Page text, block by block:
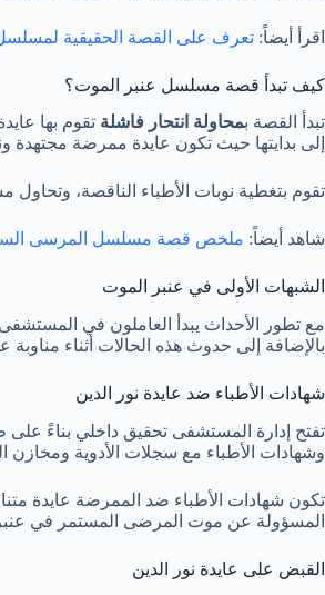
اقرأ أيضاً: تعرف على القصة الحقيقية لمسلسل
كيف تبدأ قصة مسلسل عنبر الموت؟
تبدأ القصة بمحاولة انتحار فاشلة تقوم بها
إلى بدايتها حيث تكون عايدة ممرضة
تقوم بتغطية نوبات الأطباء الناقصة،
شاهد أيضاً: ملخص قصة مسلسل المرسى
الشبهات الأولى في عنبر الموت
مع تطور الأحداث يبدأ العاملون في
بالإضافة إلى حدوث هذه الحالات أثناء
شهادات الأطباء ضد عايدة نور الدين
تفتح إدارة المستشفى تحقيق داخلي بناءً
وشهادات الأطباء مع سجلات الأدوية
تكون شهادات الأطباء ضد الممرضة عايدة
المسؤولة عن موت المرضى المستمر في
القبض على عايدة نور الدين